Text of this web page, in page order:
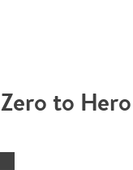
Zero to Hero